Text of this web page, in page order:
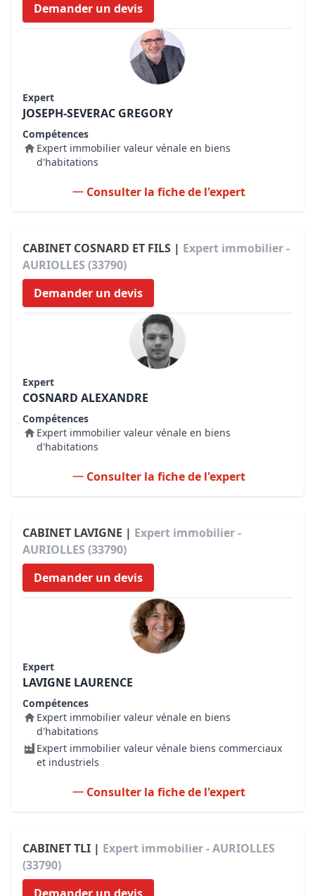
Demander un devis
Expert
JOSEPH-SEVERAC GREGORY
Compétences
Expert immobilier valeur vénale en biens
d'habitations
Consulter la fiche de l'expert
CABINET COSNARD ET FILS | Expert immobilier -
AURIOLLES (33790)
Demander un devis
Expert
COSNARD ALEXANDRE
Compétences
Expert immobilier valeur vénale en biens
d'habitations
Consulter la fiche de l'expert
CABINET LAVIGNE | Expert immobilier -
AURIOLLES (33790)
Demander un devis
Expert
LAVIGNE LAURENCE
Compétences
Expert immobilier valeur vénale en biens
d'habitations
Expert immobilier valeur vénale biens commerciaux
et industriels
Consulter la fiche de l'expert
CABINET TLI | Expert immobilier - AURIOLLES
(33790)